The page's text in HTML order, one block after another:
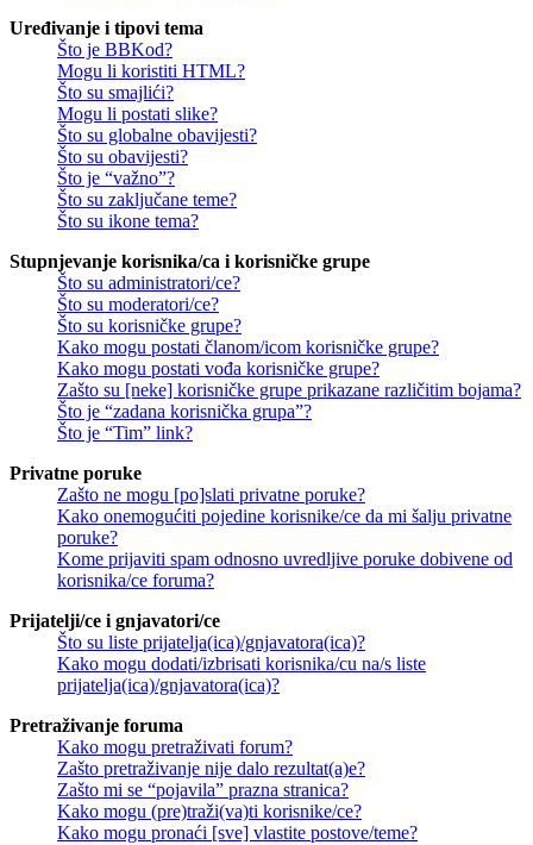
Uređivanje i tipovi tema
Što je BBKod?
Mogu li koristiti HTML?
Što su smajlići?
Mogu li postati slike?
Što su globalne obavijesti?
Što su obavijesti?
Što je “važno”?
Što su zaključane teme?
Što su ikone tema?
Stupnjevanje korisnika/ca i korisničke grupe
Što su administratori/ce?
Što su moderatori/ce?
Što su korisničke grupe?
Kako mogu postati članom/icom korisničke grupe?
Kako mogu postati vođa korisničke grupe?
Zašto su [neke] korisničke grupe prikazane različitim bojama?
Što je “zadana korisnička grupa”?
Što je “Tim” link?
Privatne poruke
Zašto ne mogu [po]slati privatne poruke?
Kako onemogućiti pojedine korisnike/ce da mi šalju privatne
poruke?
Kome prijaviti spam odnosno uvredljive poruke dobivene od
korisnika/ce foruma?
Prijatelji/ce i gnjavatori/ce
Što su liste prijatelja(ica)/gnjavatora(ica)?
Kako mogu dodati/izbrisati korisnika/cu na/s liste
prijatelja(ica)/gnjavatora(ica)?
Pretraživanje foruma
Kako mogu pretraživati forum?
Zašto pretraživanje nije dalo rezultat(a)e?
Zašto mi se “pojavila” prazna stranica?
Kako mogu (pre)traži(va)ti korisnike/ce?
Kako mogu pronaći [sve] vlastite postove/teme?